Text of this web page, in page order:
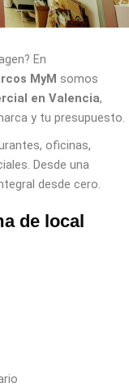
En
MyM somos
en Valencia,
y tu presupuesto.
oficinas,
Desde una
desde cero.
de local